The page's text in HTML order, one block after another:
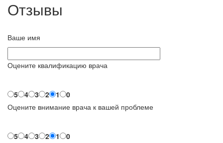
Отзывы
Ваше имя
Оцените квалификацию врача
5 4 3 2 1
0
Оцените внимание врача к вашей проблеме
5 4 3 2 1
0